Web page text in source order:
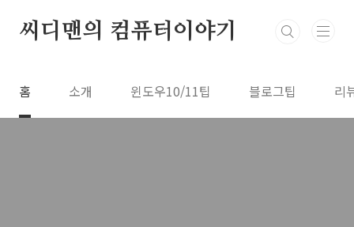
씨디맨의 컴퓨터이야기
홈 소개 윈도우10/11팁 블로그팁 리